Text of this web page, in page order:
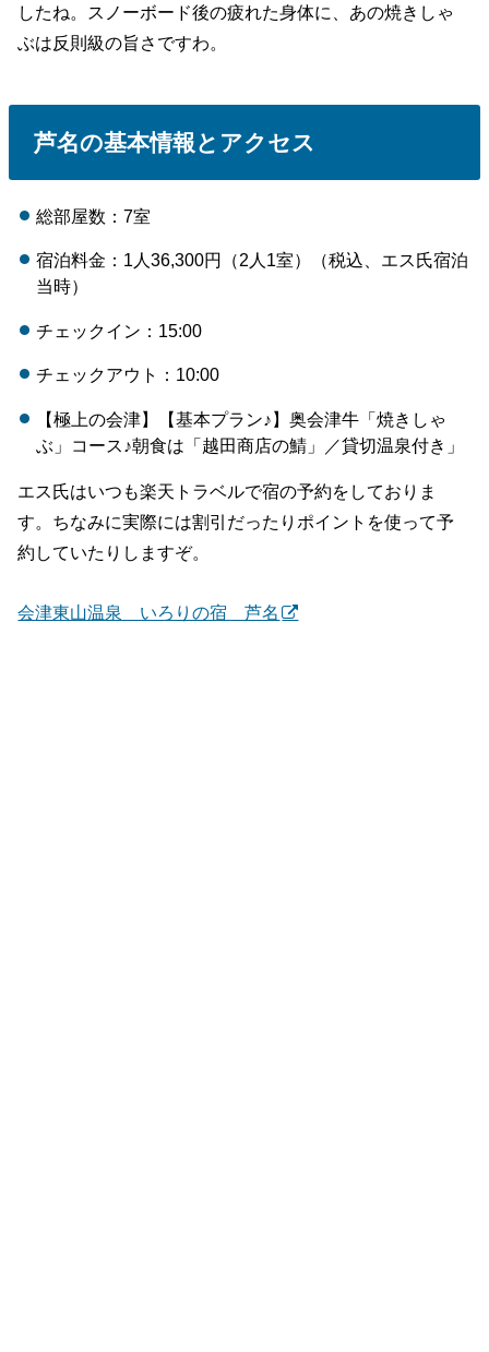
したね。スノーボード後の疲れた身体に、あの焼きしゃ
ぶは反則級の旨さですわ。
芦名の基本情報とアクセス
総部屋数：7室
宿泊料金：1人36,300円（2人1室）（税込、エス氏宿泊
当時）
チェックイン：15:00
チェックアウト：10:00
【極上の会津】【基本プラン♪】奥会津牛「焼きしゃ
ぶ」コース♪朝食は「越田商店の鯖」／貸切温泉付き」
エス氏はいつも楽天トラベルで宿の予約をしておりま
す。ちなみに実際には割引だったりポイントを使って予
約していたりしますぞ。
会津東山温泉 いろりの宿 芦名